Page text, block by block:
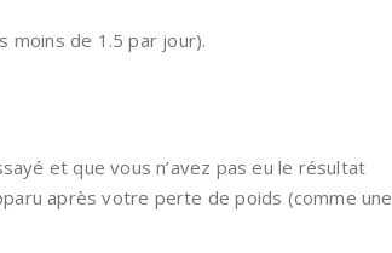
moins de 1.5 par jour).
et que vous n’avez pas eu le résultat
après votre perte de poids (comme une